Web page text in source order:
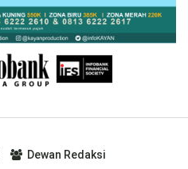
Dewan Redaksi